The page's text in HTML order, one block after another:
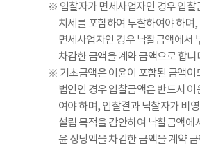
※ 입찰자가 면세사업자인 경우 입찰
치세를 포함하여 투찰하여야 하며
면세사업자인 경우 낙찰금액에서
차감한 금액을 계약 금액으로 합니
※ 기초금액은 이윤이 포함된 금액이
법인인 경우 입찰금액은 반드시
여야 하며, 입찰결과 낙찰자가 비
설립 목적을 감안하여 낙찰금액에
윤 상당액을 차감한 금액을 계약